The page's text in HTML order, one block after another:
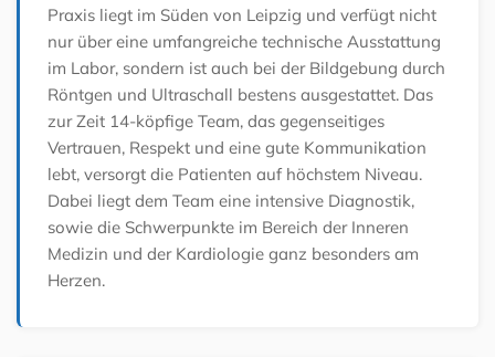
Praxis liegt im Süden von Leipzig und verfügt nicht
nur über eine umfangreiche technische Ausstattung
im Labor, sondern ist auch bei der Bildgebung durch
Röntgen und Ultraschall bestens ausgestattet. Das
zur Zeit 14-köpfige Team, das gegenseitiges
Vertrauen, Respekt und eine gute Kommunikation
lebt, versorgt die Patienten auf höchstem Niveau.
Dabei liegt dem Team eine intensive Diagnostik,
sowie die Schwerpunkte im Bereich der Inneren
Medizin und der Kardiologie ganz besonders am
Herzen.